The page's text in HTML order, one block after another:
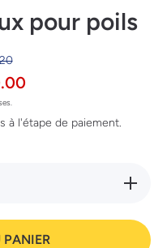
pour poils
à l'étape de paiement.
la
ciseaux
pour
PANIER